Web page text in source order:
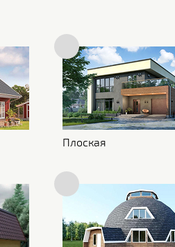
25 мкм
Гладкая
Глянцевая
Полиэфир
Эпоксидная серая
Плоская